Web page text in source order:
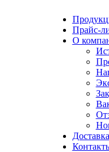
Прайс-
О
Доставка